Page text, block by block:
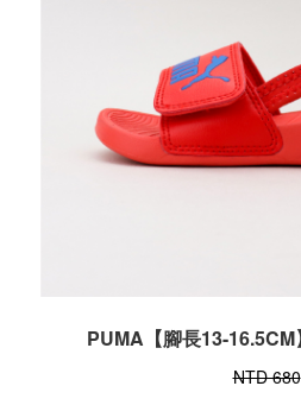
PUMA【腳長13-
NTD 680